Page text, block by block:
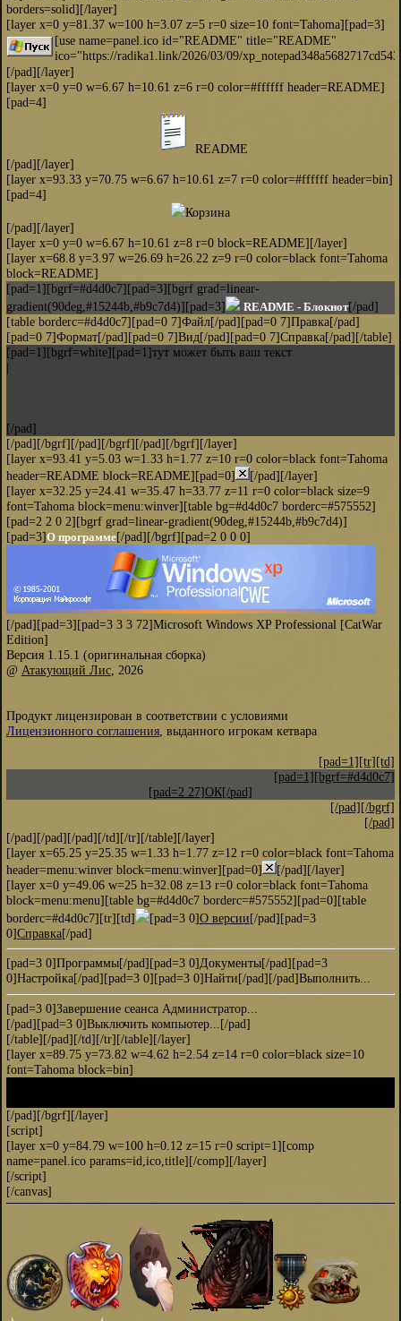
borders=solid][/layer]
[layer x=0 y=81.37 w=100 h=3.07 z=5 r=0 size=10 font=Tahoma][pad=3]
[use name=panel.ico id="README" title="README"
ico="https://radika1.link/2026/03/09/
[/pad][/layer]
[layer x=0 y=0 w=6.67 h=10.61 z=6 r=0 color=#ffffff header=README]
[pad=4]
README
[/pad][/layer]
[layer x=93.33 y=70.75 w=6.67 h=10.61 z=7 r=0 color=#ffffff header=bin]
[pad=4]
Корзина
[/pad][/layer]
[layer x=0 y=0 w=6.67 h=10.61 z=8 r=0 block=README][/layer]
[layer x=68.8 y=3.97 w=26.69 h=26.22 z=9 r=0 color=black font=Tahoma
block=README]
[pad=1][bgrf=#d4d0c7][pad=3][bgrf grad=linear-
gradient(90deg,#15244b,#b9c7d4)][pad=3]
README - Блокнот[/pad]
[table borderc=#d4d0c7][pad=0 7]Файл[/pad][pad=0 7]Правка[/pad]
[pad=0 7]Формат[/pad][pad=0 7]Вид[/pad][pad=0 7]Справка[/pad][/table]
[pad=1][bgrf=white][pad=1]тут может быть ваш текст
|
[/pad]
[/pad][/bgrf][/pad][/bgrf][/pad][/bgrf][/layer]
[layer x=93.41 y=5.03 w=1.33 h=1.77 z=10 r=0 color=black font=Tahoma
header=README block=README][pad=0]
[/pad][/layer]
[layer x=32.25 y=24.41 w=35.47 h=33.77 z=11 r=0 color=black size=9
font=Tahoma block=menu:winver][table bg=#d4d0c7 borderc=#575552]
[pad=2 2 0 2][bgrf grad=linear-gradient(90deg,#15244b,#b9c7d4)]
[pad=3]О программе[/pad][/bgrf][pad=2 0 0 0]
[/pad][pad=3][pad=3 3 3 72]Microsoft Windows XP Professional [CatWar
Edition]
Версия 1.15.1 (оригинальная сборка)
@ Атакующий Лис, 2026
Продукт лицензирован в соответствии с условиями
Лицензионного соглашения, выданного игрокам кетвара
[pad=1][tr][td]
[pad=1][bgrf=#d4d0c7]
[pad=2 27]ОК[/pad]
[/pad][/bgrf]
[/pad]
[/pad][/pad][/pad][/td][/tr][/table][/layer]
[layer x=65.25 y=25.35 w=1.33 h=1.77 z=12 r=0 color=black font=Tahoma
header=menu:winver block=menu:winver][pad=0]
[/pad][/layer]
[layer x=0 y=49.06 w=25 h=32.08 z=13 r=0 color=black font=Tahoma
block=menu:menu][table bg=#d4d0c7 borderc=#575552][pad=0][table
borderc=#d4d0c7][tr][td]
[pad=3 0]О версии[/pad][pad=3
0]Справка[/pad]
[pad=3 0]Программы[/pad][pad=3 0]Документы[/pad][pad=3
0]Настройка[/pad][pad=3 0][pad=3 0]Найти[/pad][/pad]Выполнить...
[pad=3 0]Завершение сеанса Администратор...
[/pad][pad=3 0]Выключить компьютер...[/pad]
[/table][/pad][/td][/tr][/table][/layer]
[layer x=89.75 y=73.82 w=4.62 h=2.54 z=14 r=0 color=black size=10
font=Tahoma block=bin]
[/pad][/bgrf][/layer]
[script]
[layer x=0 y=84.79 w=100 h=0.12 z=15 r=0 script=1][comp
name=panel.ico params=id,ico,title][/comp][/layer]
[/script]
[/canvas]